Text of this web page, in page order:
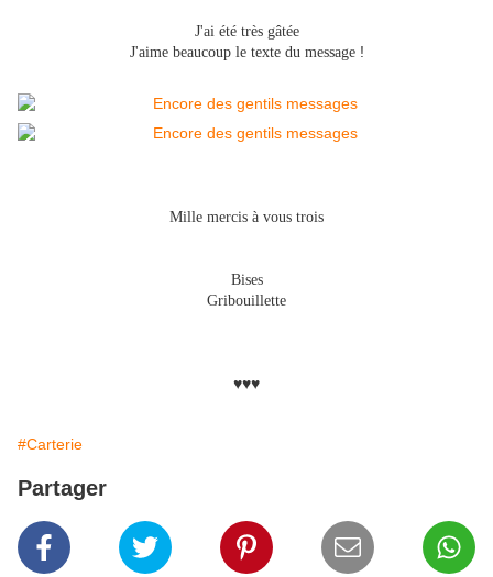
J'ai été très gâtée
J'aime beaucoup le texte du message!
Mille mercis à vous trois
Bises
Gribouillette
♥♥♥
#Carterie
Partager